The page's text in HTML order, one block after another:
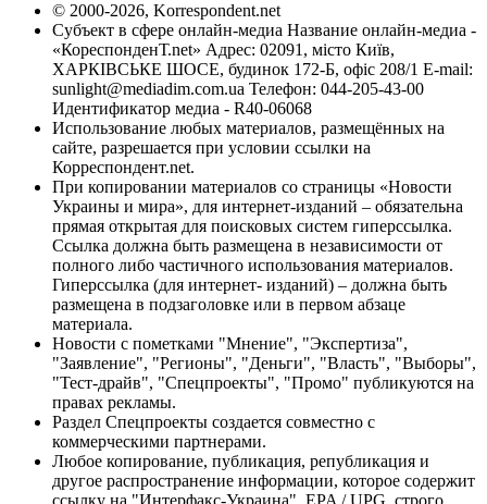
© 2000-2026, Korrespondent.net
Субъект в сфере онлайн-медиа Название онлайн-медиа -
«КореспонденТ.net» Адрес: 02091, місто Київ,
ХАРКІВСЬКЕ ШОСЕ, будинок 172-Б, офіс 208/1 E-mail:
sunlight@mediadim.com.ua Телефон: 044-205-43-00
Идентификатор медиа - R40-06068
Использование любых материалов, размещённых на
сайте, разрешается при условии ссылки на
Корреспондент.net.
При копировании материалов со страницы «Новости
Украины и мира», для интернет-изданий – обязательна
прямая открытая для поисковых систем гиперссылка.
Ссылка должна быть размещена в независимости от
полного либо частичного использования материалов.
Гиперссылка (для интернет- изданий) – должна быть
размещена в подзаголовке или в первом абзаце
материала.
Новости с пометками "Мнение", "Экспертиза",
"Заявление", "Регионы", "Деньги", "Власть", "Выборы",
"Тест-драйв", "Спецпроекты", "Промо" публикуются на
правах рекламы.
Раздел Спецпроекты создается совместно с
коммерческими партнерами.
Любое копирование, публикация, републикация и
другое распространение информации, которое содержит